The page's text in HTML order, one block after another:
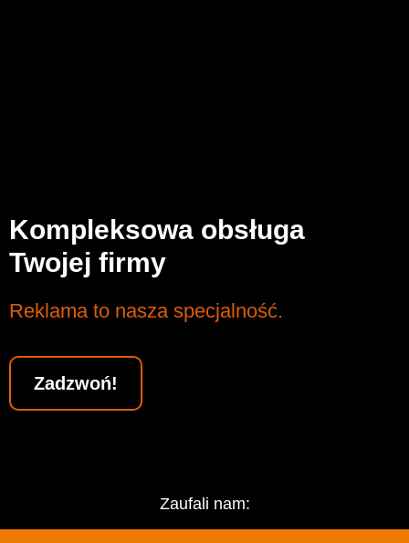
Kompleksowa obsługa
Twojej firmy
Reklama to nasza specjalność.
Zadzwoń!
Zaufali nam: